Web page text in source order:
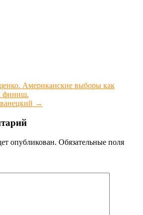
Американские выборы как
финиш.
→
опубликован. Обязательные поля